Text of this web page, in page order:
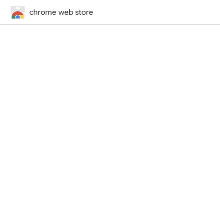
chrome web store